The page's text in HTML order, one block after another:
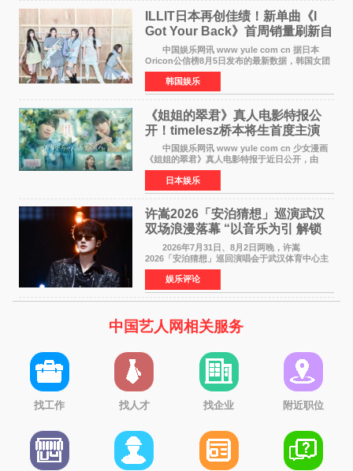
ILLIT日本再创佳绩！新单曲《I
Got Your Back》首周销量刷新自
身纪录
中国娱乐网讯 www yule com cn 据日本
Oricon公信榜8月5日发布的最新数据，韩国女团
ILLIT在日本发行的第二张单曲《I Got Your
Back》首周销量达到71,009张，成功跻身最新一
期周单曲排行
韩国娱乐
《姐姐的翠君》真人电影特报公
开！timelesz桥本将生首度主演
12月4日上映
中国娱乐网讯 www yule com cn 少女漫画
《姐姐的翠君》真人电影特报于近日公开，由
timelesz成员桥本将生担任主演，这也是他首次
担任电影主演，引发高度关注。 女高中生咲
苗翠（中岛瑠菜
日本娱乐
许嵩2026「安泊猜想」巡演武汉
双场浪漫落幕 “以音乐为引 解锁
江城记忆”
2026年7月31日、8月2日两晚，许嵩
2026「安泊猜想」巡回演唱会于武汉体育中心主
体育场盛大开唱。许嵩与数万歌迷在此相聚，从
浪漫惬意的舞台设计到充满诚意与惊喜的现场互
动，共同开启了一场关于
娱乐评论
中国艺人网相关服务
找工作 找人才 找企业 附近职位